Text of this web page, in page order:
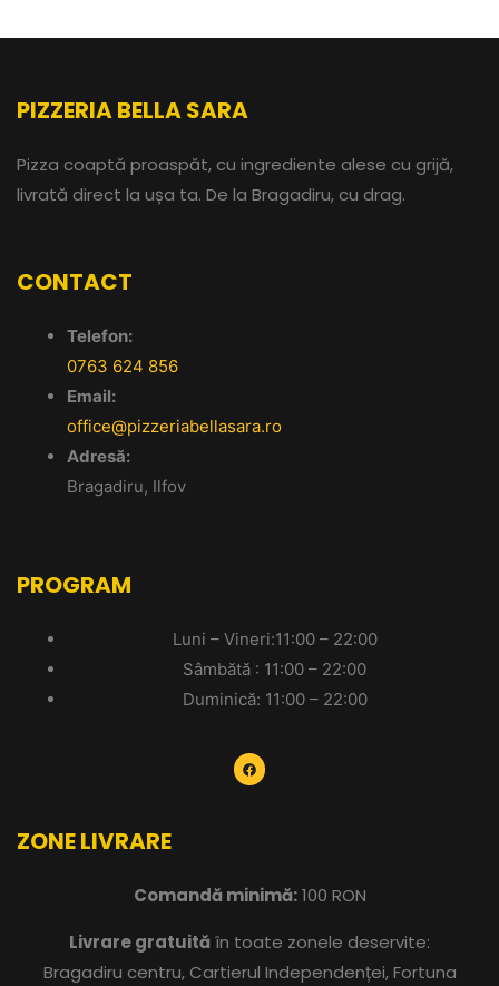
PIZZERIA BELLA SARA
Pizza coaptă proaspăt, cu ingrediente alese cu grijă,
livrată direct la ușa ta. De la Bragadiru, cu drag.
CONTACT
Telefon:
0763 624 856
Email:
office@pizzeriabellasara.ro
Adresă:
Bragadiru, Ilfov
PROGRAM
Luni – Vineri:11:00 – 22:00
Sâmbătă : 11:00 – 22:00
Duminică: 11:00 – 22:00
ZONE LIVRARE
Comandă minimă:100 RON
Livrare gratuităîn toate zonele deservite:
Bragadiru centru, Cartierul Independenței, Fortuna